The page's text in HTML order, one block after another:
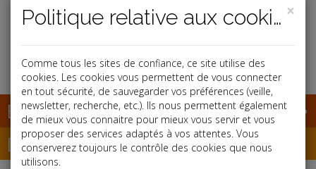
Base documentaire
Dépêches
×
Politique relative aux cookies
Comme tous les sites de confiance, ce site utilise des
cookies. Les cookies vous permettent de vous connecter
en tout sécurité, de sauvegarder vos préférences (veille,
newsletter, recherche, etc.). Ils nous permettent également
de mieux vous connaitre pour mieux vous servir et vous
proposer des services adaptés à vos attentes. Vous
conserverez toujours le contrôle des cookies que nous
utilisons.